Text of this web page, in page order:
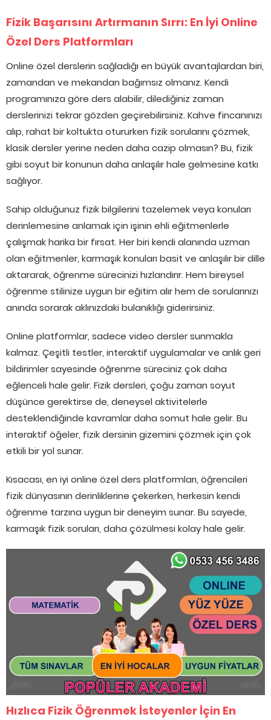
Fizik Başarısını Artırmanın Sırrı: En İyi Online
Özel Ders Platformları
Online özel derslerin sağladığı en büyük avantajlardan biri,
zamandan ve mekandan bağımsız olmanız. Kendi
programınıza göre ders alabilir, dilediğiniz zaman
derslerinizi tekrar gözden geçirebilirsiniz. Kahve fincanınızı
alıp, rahat bir koltukta otururken fizik sorularını çözmek,
klasik dersler yerine neden daha cazip olmasın? Bu, fizik
gibi soyut bir konunun daha anlaşılır hale gelmesine katkı
sağlıyor.
Sahip olduğunuz fizik bilgilerini tazelemek veya konuları
derinlemesine anlamak için işinin ehli eğitmenlerle
çalışmak harika bir fırsat. Her biri kendi alanında uzman
olan eğitmenler, karmaşık konuları basit ve anlaşılır bir dille
aktararak, öğrenme sürecinizi hızlandırır. Hem bireysel
öğrenme stilinize uygun bir eğitim alır hem de sorularınızı
anında sorarak aklınızdaki bulanıklığı giderirsiniz.
Online platformlar, sadece video dersler sunmakla
kalmaz. Çeşitli testler, interaktif uygulamalar ve anlık geri
bildirimler sayesinde öğrenme süreciniz çok daha
eğlenceli hale gelir. Fizik dersleri, çoğu zaman soyut
düşünce gerektirse de, deneysel aktivitelerle
desteklendiğinde kavramlar daha somut hale gelir. Bu
interaktif öğeler, fizik dersinin gizemini çözmek için çok
etkili bir yol sunar.
Kısacası, en iyi online özel ders platformları, öğrencileri
fizik dünyasının derinliklerine çekerken, herkesin kendi
öğrenme tarzına uygun bir deneyim sunar. Bu sayede,
karmaşık fizik soruları, daha çözülmesi kolay hale gelir.
Hızlıca Fizik Öğrenmek İsteyenler İçin En